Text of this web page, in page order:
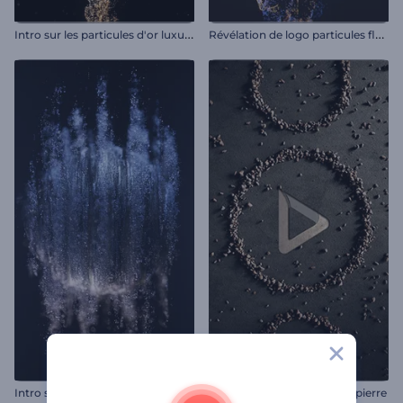
I
ntro sur les particules d'or luxueuses R
évélation de logo particules fluides
Intro sphère métallique Ouverture par gravité de la pierre